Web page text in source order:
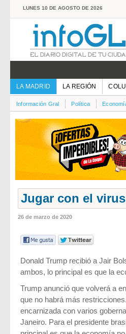
LUNES 10 DE AGOSTO DE 2026
LA MADRID LA REGIÓN
Información Gral Política
Jugar con el
26 de marzo de 2020
Donald Trump recibió a Jair
ambos, lo principal es que la
Trump anunció que volverá a
que no habrá más
encarnizada con varios
Janeiro. Para el presidente